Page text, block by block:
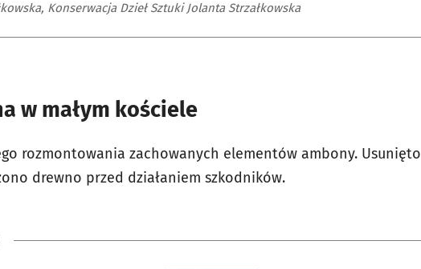
Konserwacja Dzieł Sztuki Jolanta Strzałkowska
w małym kościele
rozmontowania zachowanych elementów ambony. Usunięto
drewno przed działaniem szkodników.